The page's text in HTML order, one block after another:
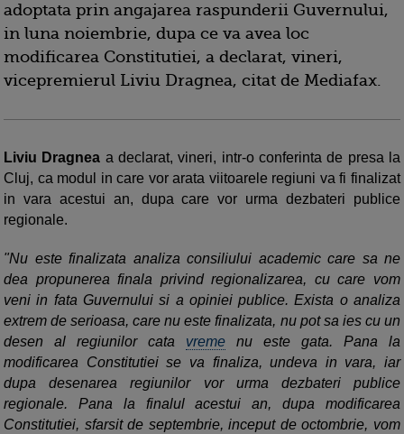
adoptata prin angajarea raspunderii Guvernului,
in luna noiembrie, dupa ce va avea loc
modificarea Constitutiei, a declarat, vineri,
vicepremierul Liviu Dragnea, citat de Mediafax.
Liviu Dragnea a declarat, vineri, intr-o conferinta de presa la
Cluj, ca modul in care vor arata viitoarele regiuni va fi finalizat
in vara acestui an, dupa care vor urma dezbateri publice
regionale.
"Nu este finalizata analiza consiliului academic care sa ne
dea propunerea finala privind regionalizarea, cu care vom
veni in fata Guvernului si a opiniei publice. Exista o analiza
extrem de serioasa, care nu este finalizata, nu pot sa ies cu un
desen al regiunilor cata vreme nu este gata. Pana la
modificarea Constitutiei se va finaliza, undeva in vara, iar
dupa desenarea regiunilor vor urma dezbateri publice
regionale. Pana la finalul acestui an, dupa modificarea
Constitutiei, sfarsit de septembrie, inceput de octombrie, vom